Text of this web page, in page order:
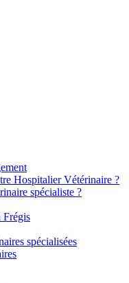
Hospitalier Vétérinaire ?
spécialiste ?
Frégis
spécialisées